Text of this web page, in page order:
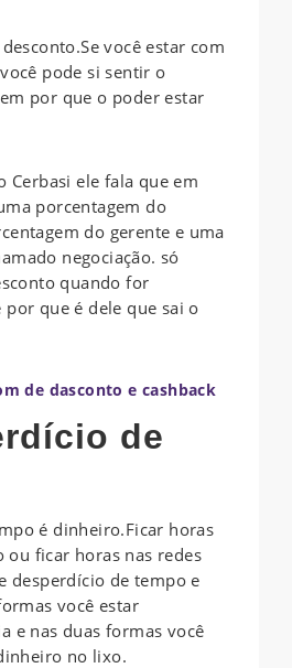
você estar com
pode si sentir o
por que o poder estar
Cerbasi ele fala que em
porcentagem do
do gerente e uma
negociação. só
quando for
por que é dele que sai o
de dasconto e cashback
de
é dinheiro.Ficar horas
ou ficar horas nas redes
desperdício de tempo e
você estar
e nas duas formas você
no lixo.